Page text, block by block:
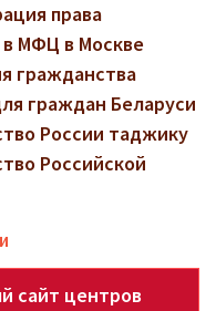
права
МФЦ в Москве
гражданства
граждан Беларуси
России таджику
Российской
сайт центров